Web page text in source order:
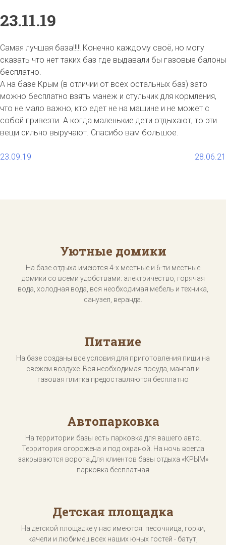
23.11.19
Самая лучшая база!!!!! Конечно каждому своё, но могу
сказать что нет таких баз где выдавали бы газовые балоны
бесплатно.
А на базе Крым (в отличии от всех остальных баз) зато
можно бесплатно взять манеж и стульчик для кормления,
что не мало важно, кто едет не на машине и не может с
собой привезти. А когда маленькие дети отдыхают, то эти
вещи сильно выручают. Спасибо вам большое.
Навигация
23.09.19 28.06.21
Уютные домики
На базе отдыха имеются 4-х местные и 6-ти местные
домики со всеми удобствами: электричество, горячая
вода, холодная вода, вся необходимая мебель и техника,
санузел, веранда.
Питание
На базе созданы все условия для приготовления пищи на
свежем воздухе. Вся необходимая посуда, мангал и
газовая плитка предоставляются бесплатно
Автопарковка
На территории базы есть парковка для вашего авто.
Территория огорожена и под охраной. На ночь всегда
закрываются ворота.Для клиентов базы отдыха «КРЫМ»
парковка бесплатная
Детская площадка
На детской площадке у нас имеются: песочница, горки,
качели и любимец всех наших юных гостей - батут,